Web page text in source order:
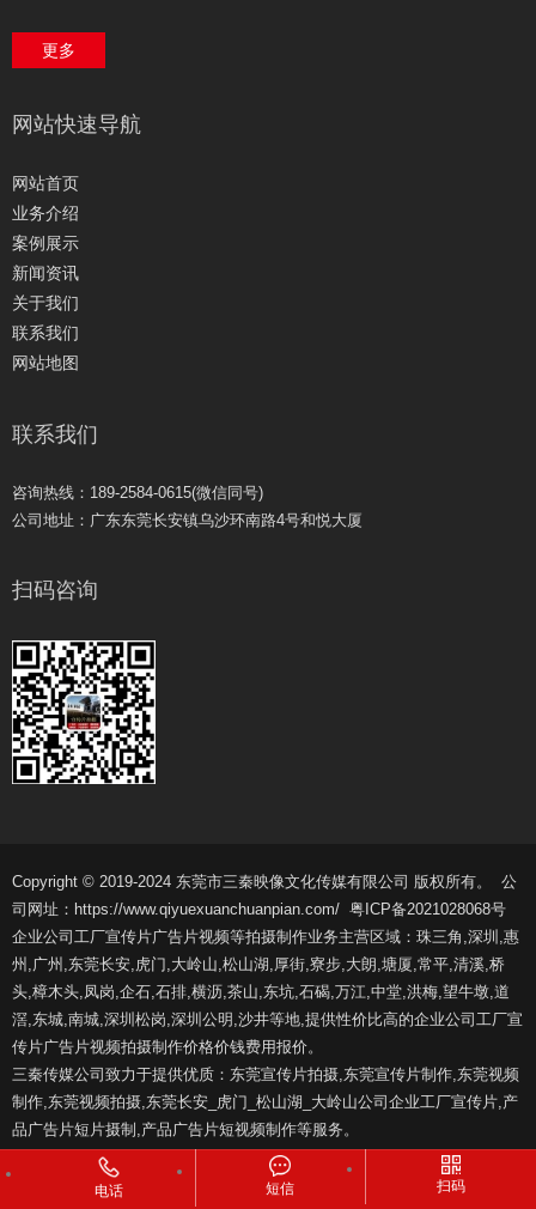
更多
网站快速导航
网站首页
业务介绍
案例展示
新闻资讯
关于我们
联系我们
网站地图
联系我们
咨询热线：189-2584-0615(微信同号)
公司地址：广东东莞长安镇乌沙环南路4号和悦大厦
扫码咨询
Copyright © 2019-2024 东莞市三秦映像文化传媒有限公司 版权所有。 公
司网址：https://www.qiyuexuanchuanpian.com/ 粤ICP备2021028068号
企业公司工厂宣传片广告片视频等拍摄制作业务主营区域：珠三角,深圳,惠
州,广州,东莞长安,虎门,大岭山,松山湖,厚街,寮步,大朗,塘厦,常平,清溪,桥
头,樟木头,凤岗,企石,石排,横沥,茶山,东坑,石碣,万江,中堂,洪梅,望牛墩,道
滘,东城,南城,深圳松岗,深圳公明,沙井等地,提供性价比高的企业公司工厂宣
传片广告片视频拍摄制作价格价钱费用报价。
三秦传媒公司致力于提供优质： 东莞宣传片拍摄,东莞宣传片制作,东莞视频
制作,东莞视频拍摄,东莞长安_虎门_松山湖_大岭山公司企业工厂宣传片,产
品广告片短片摄制,产品广告片短视频制作等服务。
电话 短信 扫码